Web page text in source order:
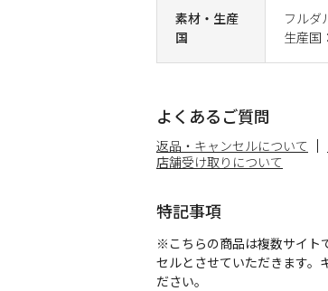
素材・生産
国
フルダ
生産国
よくあるご質問
返品・キャンセルについて
店舗受け取りについて
特記事項
※こちらの商品は複数サイト
セルとさせていただきます。
ださい。